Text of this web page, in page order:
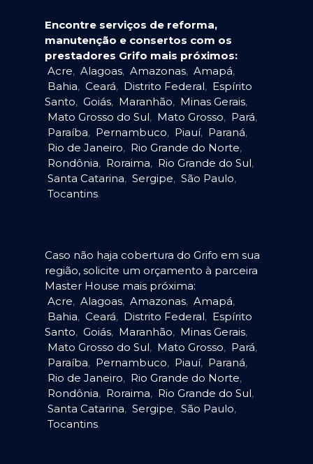
Encontre serviços de reforma,
manutenção e consertos com os
prestadores Grifo mais próximos:
Acre, Alagoas, Amazonas, Amapá,
Bahia, Ceará, Distrito Federal, Espírito
Santo, Goiás, Maranhão, Minas Gerais,
Mato Grosso do Sul, Mato Grosso, Pará,
Paraíba, Pernambuco, Piauí, Paraná,
Rio de Janeiro, Rio Grande do Norte,
Rondônia, Roraima, Rio Grande do Sul,
Santa Catarina, Sergipe, São Paulo,
Tocantins.
Caso não haja cobertura do Grifo em sua
região, solicite um orçamento à parceira
Master House mais próxima:
Acre, Alagoas, Amazonas, Amapá,
Bahia, Ceará, Distrito Federal, Espírito
Santo, Goiás, Maranhão, Minas Gerais,
Mato Grosso do Sul, Mato Grosso, Pará,
Paraíba, Pernambuco, Piauí, Paraná,
Rio de Janeiro, Rio Grande do Norte,
Rondônia, Roraima, Rio Grande do Sul,
Santa Catarina, Sergipe, São Paulo,
Tocantins.